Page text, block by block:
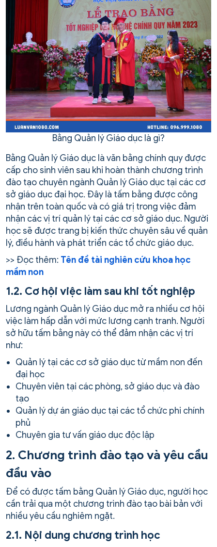
Bằng Quản lý Giáo dục là gì?
Bằng Quản lý Giáo dục là văn bằng chính quy được
cấp cho sinh viên sau khi hoàn thành chương trình
đào tạo chuyên ngành Quản lý Giáo dục tại các cơ
sở giáo dục đại học. Đây là tấm bằng được công
nhận trên toàn quốc và có giá trị trong việc đảm
nhận các vị trí quản lý tại các cơ sở giáo dục. Người
học sẽ được trang bị kiến thức chuyên sâu về quản
lý, điều hành và phát triển các tổ chức giáo dục.
>> Đọc thêm: Tên đề tài nghiên cứu khoa học
mầm non
1.2. Cơ hội việc làm sau khi tốt nghiệp
Lương ngành Quản lý Giáo dục mở ra nhiều cơ hội
việc làm hấp dẫn với mức lương cạnh tranh. Người
sở hữu tấm bằng này có thể đảm nhận các vị trí
như:
Quản lý tại các cơ sở giáo dục từ mầm non đến
đại học
Chuyên viên tại các phòng, sở giáo dục và đào
tạo
Quản lý dự án giáo dục tại các tổ chức phi chính
phủ
Chuyên gia tư vấn giáo dục độc lập
2. Chương trình đào tạo và yêu cầu
đầu vào
Để có được tấm bằng Quản lý Giáo dục, người học
cần trải qua một chương trình đào tạo bài bản với
nhiều yêu cầu nghiêm ngặt.
2.1. Nội dung chương trình học